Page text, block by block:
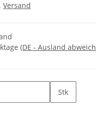
Versand
(DE - Ausland
Stk